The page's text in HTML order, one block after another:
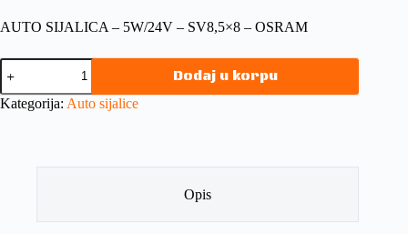
AUTO SIJALICA – 5W/24V – SV8,5×8 – OSRAM
Dodaj u korpu
Kategorija: Auto sijalice
Opis